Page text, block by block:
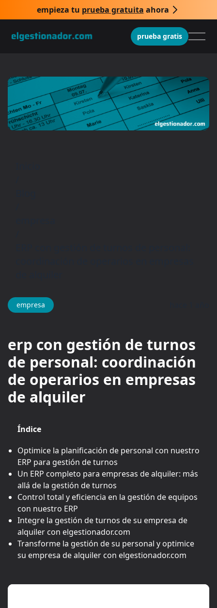
empieza tu prueba gratuita ahora
prueba gratis
empresa
erp con gestión de turnos
de personal: coordinación
de operarios en empresas
de alquiler
Índice
Optimice la planificación de personal con nuestro
ERP para gestión de turnos
Un ERP completo para empresas de alquiler: más
allá de la gestión de turnos
Control total y eficiencia en la gestión de equipos
con nuestro ERP
Integre la gestión de turnos de su empresa de
alquiler con elgestionador.com
Transforme la gestión de su personal y optimice
su empresa de alquiler con elgestionador.com